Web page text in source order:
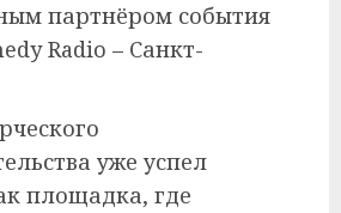
партнёром события
Radio – Санкт-
уже успел
площадка, где